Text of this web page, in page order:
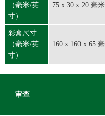
（毫米/英
寸）
75 x 30 x 20 毫
彩盒尺寸
（毫米/英
寸）
160 x 160 x 65
审查